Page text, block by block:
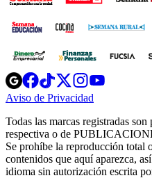
Opens
in
new
Opens
in
new
Opens
in
new
window
Opens
new
windowwindow
Aviso de Privacidad
new
window
Todas las marcas registradas
respectiva o de
Se prohíbe la reproducción total
contenidos que aquí aparezca,
idioma sin autorización escrita